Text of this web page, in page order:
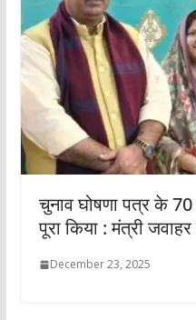
चुनाव घोषणा पत्र के
पूरा किया : मंत्री
December 23, 2025